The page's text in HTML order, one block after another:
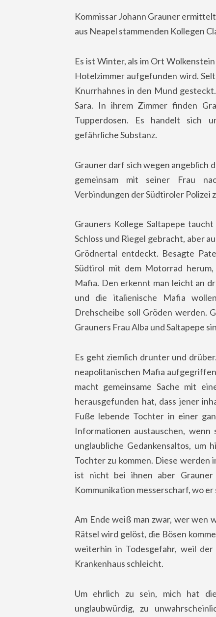
Kommissar Johann Grauner
aus Neapel stammenden Kollegen
Es ist Winter, als im Ort
Hotelzimmer aufgefunden wird.
Knurrhahnes in den Mund
Sara. In ihrem Zimmer finden
Tupperdosen. Es handelt sich
gefährliche Substanz.
Grauner darf sich wegen angeblich
gemeinsam mit seiner Frau
Verbindungen der Südtiroler Polizei
Grauners Kollege Saltapepe
Schloss und Riegel gebracht, aber
Grödnertal entdeckt. Besagte
Südtirol mit dem Motorrad
Mafia. Den erkennt man leicht an
und die italienische Mafia
Drehscheibe soll Gröden werden.
Grauners Frau Alba und Saltapepe
Es geht ziemlich drunter und
neapolitanischen Mafia
macht gemeinsame Sache mit
herausgefunden hat, dass jener
Fuße lebende Tochter in einer
Informationen austauschen,
unglaubliche Gedankensaltos,
Tochter zu kommen. Diese
ist nicht bei ihnen aber Grauner
Kommunikation messerscharf, wo
Am Ende weiß man zwar, wer wen
Rätsel wird gelöst, die Bösen
weiterhin in Todesgefahr, weil
Krankenhaus schleicht.
Um ehrlich zu sein, mich hat
unglaubwürdig, zu